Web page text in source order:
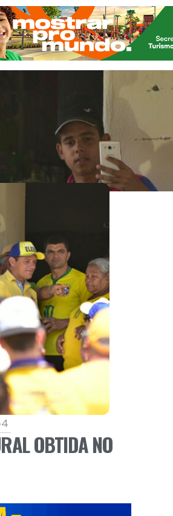
OBTIDA NO